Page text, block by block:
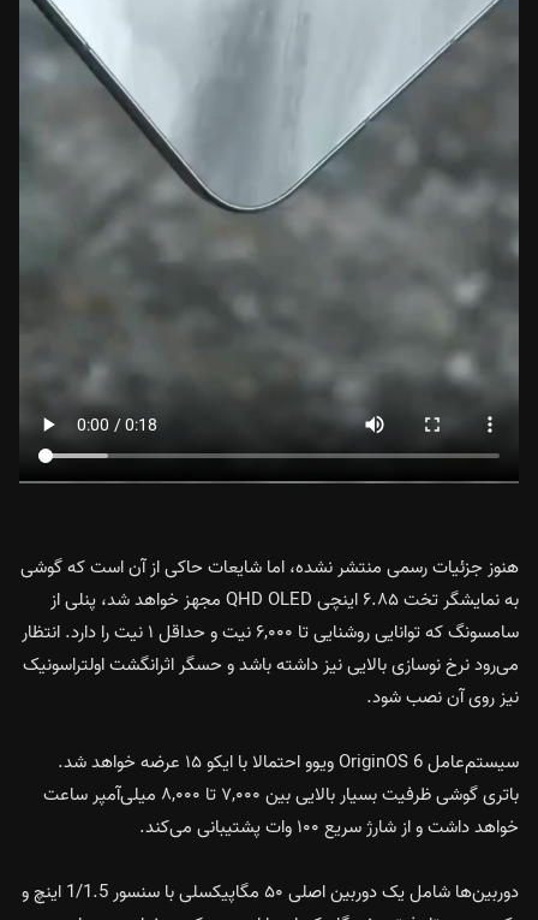
هنوز جزئیات رسمی منتشر نشده، اما شایعات حاکی از آن است که گوشی
به نمایشگر تخت ۶.۸۵ اینچی QHD OLED مجهز خواهد شد، پنلی از
سامسونگ که توانایی روشنایی تا ۶,۰۰۰ نیت و حداقل ۱ نیت را دارد. انتظار
می‌رود نرخ نوسازی بالایی نیز داشته باشد و حسگر اثرانگشت اولتراسونیک
نیز روی آن نصب شود.
سیستم‌عامل OriginOS 6 ویوو احتمالا با ایکو ۱۵ عرضه خواهد شد.
باتری گوشی ظرفیت بسیار بالایی بین ۷,۰۰۰ تا ۸,۰۰۰ میلی‌آمپر ساعت
خواهد داشت و از شارژ سریع ۱۰۰ وات پشتیبانی می‌کند.
دوربین‌ها شامل یک دوربین اصلی ۵۰ مگاپیکسلی با سنسور 1/1.5 اینچ و